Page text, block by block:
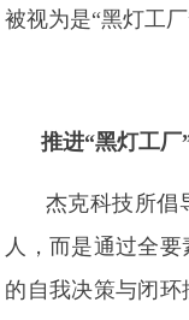
被视为是“黑灯工厂
推进“黑灯工
杰克科技所倡导
人，而是通过全
的自我决策与闭